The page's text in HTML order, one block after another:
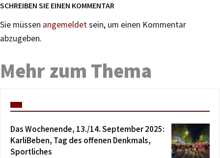
SCHREIBEN SIE EINEN KOMMENTAR
Sie müssen angemeldetsein, um einen Kommentar
abzugeben.
Mehr zum Thema
Das Wochenende, 13./14. September 2025:
KarliBeben, Tag des offenen Denkmals,
Sportliches